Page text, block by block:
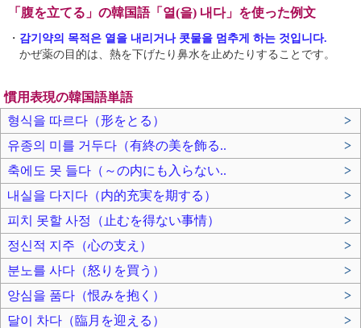
「腹を立てる」の韓国語「열(을) 내다」を使った例文
・ 감기약의 목적은 열을 내리거나 콧물을 멈추게 하는 것입니다.
かぜ薬の目的は、熱を下げたり鼻水を止めたりすることです。
慣用表現の韓国語単語
형식을 따르다（形をとる）
>
유종의 미를 거두다（有終の美を飾る..
>
축에도 못 들다（～の内にも入らない..
>
내실을 다지다（内的充実を期する）
>
피치 못할 사정（止むを得ない事情）
>
정신적 지주（心の支え）
>
분노를 사다（怒りを買う）
>
앙심을 품다（恨みを抱く）
>
달이 차다（臨月を迎える）
>